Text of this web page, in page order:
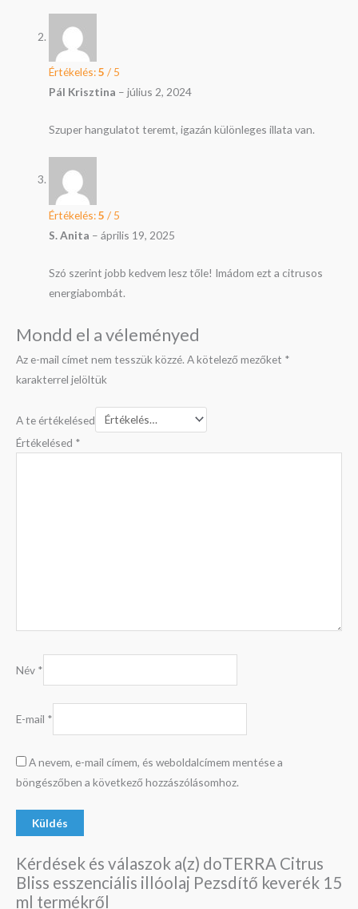
Értékelés:5 / 5
Pál Krisztina – július 2, 2024
Szuper hangulatot teremt, igazán különleges illata van.
Értékelés:5 / 5
S. Anita – április 19, 2025
Szó szerint jobb kedvem lesz tőle! Imádom ezt a citrusos
energiabombát.
Mondd el a véleményed
Az e-mail címet nem tesszük közzé. A kötelező mezőket *
karakterrel jelöltük
A te értékelésed
Értékelésed *
Név *
E-mail *
A nevem, e-mail címem, és weboldalcímem mentése a
böngészőben a következő hozzászólásomhoz.
Kérdések és válaszok a(z) doTERRA Citrus
Bliss esszenciális illóolaj Pezsdítő keverék 15
ml termékről